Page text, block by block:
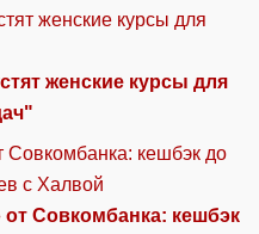
женские курсы для
Совкомбанка: кешбэк